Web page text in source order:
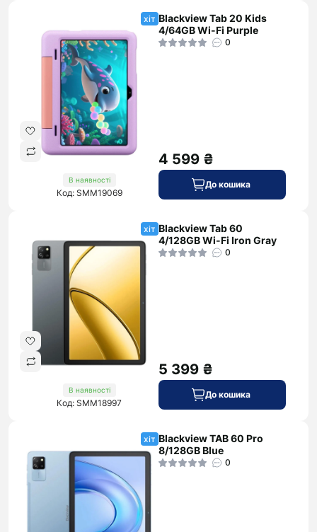
хіт
В наявності
Код: SMM19069
Blackview Tab 20 Kids
4/64GB Wi-Fi Purple
0
4 599 ₴
До кошика
хіт
В наявності
Код: SMM18997
Blackview Tab 60
4/128GB Wi-Fi Iron Gray
0
5 399 ₴
До кошика
хіт Blackview TAB 60 Pro
8/128GB Blue
0